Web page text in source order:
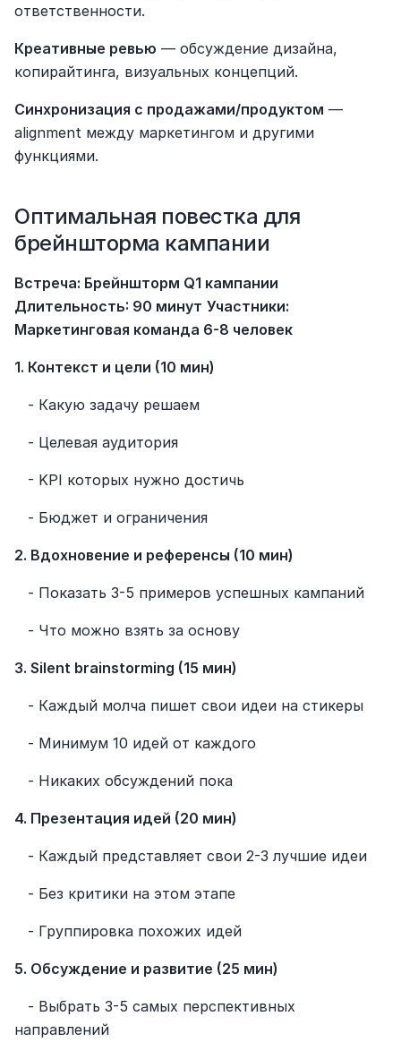
ответственности.
Креативные ревью — обсуждение дизайна,
копирайтинга, визуальных концепций.
Синхронизация с продажами/продуктом —
alignment между маркетингом и другими
функциями.
Оптимальная повестка для
брейншторма кампании
Встреча: Брейншторм Q1 кампании
Длительность: 90 минут Участники:
Маркетинговая команда 6-8 человек
1. Контекст и цели (10 мин)
- Какую задачу решаем
- Целевая аудитория
- KPI которых нужно достичь
- Бюджет и ограничения
2. Вдохновение и референсы (10 мин)
- Показать 3-5 примеров успешных кампаний
- Что можно взять за основу
3. Silent brainstorming (15 мин)
- Каждый молча пишет свои идеи на стикеры
- Минимум 10 идей от каждого
- Никаких обсуждений пока
4. Презентация идей (20 мин)
- Каждый представляет свои 2-3 лучшие идеи
- Без критики на этом этапе
- Группировка похожих идей
5. Обсуждение и развитие (25 мин)
- Выбрать 3-5 самых перспективных
направлений